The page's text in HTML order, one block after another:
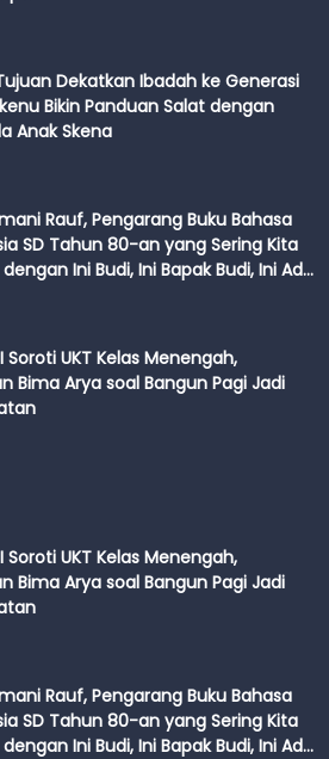
Dekatkan Ibadah ke Generasi
Bikin Panduan Salat dengan
Anak Skena
Rauf, Pengarang Buku Bahasa
SD Tahun 80-an yang Sering Kita
Ini Budi, Ini Bapak Budi, Ini Adik
Soroti UKT Kelas Menengah,
Bima Arya soal Bangun Pagi Jadi
Soroti UKT Kelas Menengah,
Bima Arya soal Bangun Pagi Jadi
Rauf, Pengarang Buku Bahasa
SD Tahun 80-an yang Sering Kita
Ini Budi, Ini Bapak Budi, Ini Adik